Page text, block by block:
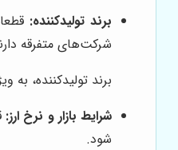
برند تولیدکننده:
شرکت‌های متفرقه
برند تولیدکننده،
شرایط بازار و نرخ ارز:
شود.